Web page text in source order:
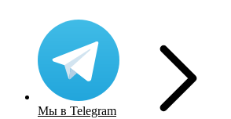
Мы в Telegram